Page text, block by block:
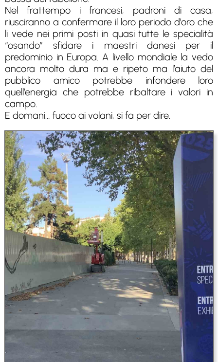
Nel frattempo i francesi, padroni di casa,
riusciranno a confermare il loro periodo d’oro che
li vede nei primi posti in quasi tutte le specialità
“osando” sfidare i maestri danesi per il
predominio in Europa. A livello mondiale la vedo
ancora molto dura ma e ripeto ma l’aiuto del
pubblico amico potrebbe infondere loro
quell’energia che potrebbe ribaltare i valori in
campo.
E domani… fuoco ai volani, si fa per dire.